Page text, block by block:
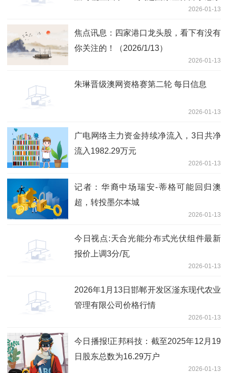
2026-01-13
焦点讯息：四家港口龙头股，看下有没有
你关注的！（2026/1/13）
2026-01-13
朱琳晋级澳网资格赛第二轮 每日信息
2026-01-13
广电网络主力资金持续净流入，3日共净
流入1982.29万元
2026-01-13
记者：华裔中场瑞安-蒂格可能回归澳
超，转投墨尔本城
2026-01-13
今日视点:天合光能分布式光伏组件最新
报价上调3分/瓦
2026-01-13
2026年1月13日邯郸开发区滏东现代农业
管理有限公司价格行情
2026-01-13
今日播报!正邦科技：截至2025年12月19
日股东总数为16.29万户
2026-01-13